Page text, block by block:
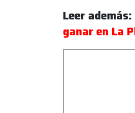
Leer además:
ganar en La